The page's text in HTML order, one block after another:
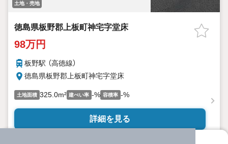
土地・売地
徳島県板野郡上板町神宅字堂床
98万円
板野駅 （高徳線）
徳島県板野郡上板町神宅字堂床
土地面積 325.0m² 建ぺい率 -% 容積率 -%
詳細を見る